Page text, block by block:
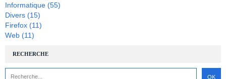
RECHERCHE
Informatique (55)
Divers (15)
Firefox (11)
Web (11)